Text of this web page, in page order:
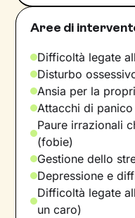
Aree di
Difficoltà legate
Disturbo
Ansia per la
Attacchi di
Paure irrazionali
(fobie)
Gestione dello
Depressione e
Difficoltà legate
un caro)